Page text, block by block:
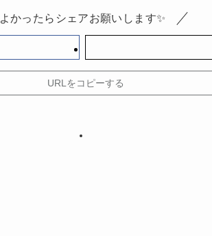
よかったらシェアお願いします✨
URLをコピーする